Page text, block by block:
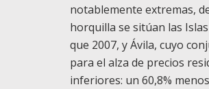
notablemente extremas,
horquilla se sitúan las
que 2007, y Ávila, cuyo
para el alza de precios
inferiores: un 60,8%